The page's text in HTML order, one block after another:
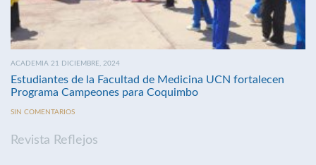
ACADEMIA 21 DICIEMBRE, 2024
Estudiantes de la Facultad de Medicina UCN fortalecen
Programa Campeones para Coquimbo
SIN COMENTARIOS
Revista Reflejos